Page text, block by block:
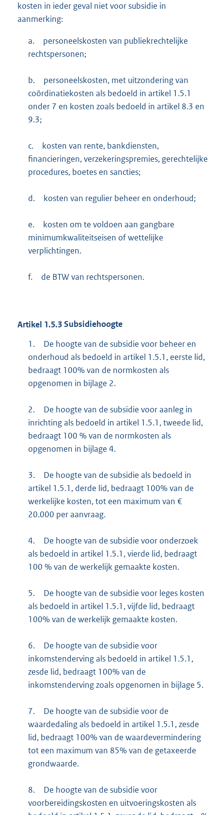
kosten in ieder geval niet voor subsidie in
aanmerking:
a.
personeelskosten van publiekrechtelijke
rechtspersonen;
b.
personeelskosten, met uitzondering van
coördinatiekosten als bedoeld in artikel 1.5.1
onder 7 en kosten zoals bedoeld in artikel 8.3 en
9.3;
c.
kosten van rente, bankdiensten,
financieringen, verzekeringspremies, gerechtelijke
procedures, boetes en sancties;
d. kosten van regulier beheer en onderhoud;
e.
kosten om te voldoen aan gangbare
minimumkwaliteitseisen of wettelijke
verplichtingen.
f. de BTW van rechtspersonen.
Artikel 1.5.3Subsidiehoogte
1.
De hoogte van de subsidie voor beheer en
onderhoud als bedoeld in artikel 1.5.1, eerste lid,
bedraagt 100% van de normkosten als
opgenomen in bijlage 2.
2.
De hoogte van de subsidie voor aanleg in
inrichting als bedoeld in artikel 1.5.1, tweede lid,
bedraagt 100 % van de normkosten als
opgenomen in bijlage 4.
3.
De hoogte van de subsidie als bedoeld in
artikel 1.5.1, derde lid, bedraagt 100% van de
werkelijke kosten, tot een maximum van €
20.000 per aanvraag.
4.
De hoogte van de subsidie voor onderzoek
als bedoeld in artikel 1.5.1, vierde lid, bedraagt
100 % van de werkelijk gemaakte kosten.
5.
De hoogte van de subsidie voor leges kosten
als bedoeld in artikel 1.5.1, vijfde lid, bedraagt
100% van de werkelijk gemaakte kosten.
6.
De hoogte van de subsidie voor
inkomstenderving als bedoeld in artikel 1.5.1,
zesde lid, bedraagt 100% van de
inkomstenderving zoals opgenomen in bijlage 5.
7.
De hoogte van de subsidie voor de
waardedaling als bedoeld in artikel 1.5.1, zesde
lid, bedraagt 100% van de waardevermindering
tot een maximum van 85% van de getaxeerde
grondwaarde.
8.
De hoogte van de subsidie voor
voorbereidingskosten en uitvoeringskosten als